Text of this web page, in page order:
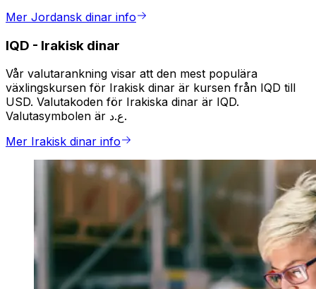
Mer Jordansk dinar info
IQD - Irakisk dinar
Vår valutarankning visar att den mest populära
växlingskursen för Irakisk dinar är kursen från IQD till
USD. Valutakoden för Irakiska dinar är IQD.
Valutasymbolen är ع.د.
Mer Irakisk dinar info